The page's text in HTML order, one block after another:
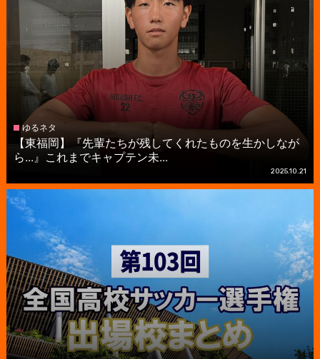
ゆるネタ
【東福岡】『先輩たちが残してくれたものを生かしなが
ら...』これまでキャプテン未...
2025.10.21